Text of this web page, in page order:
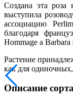
Создана эта
выступила
ассоциацию
благодаря
Hommage a Barbara
Растение
как для
Описание